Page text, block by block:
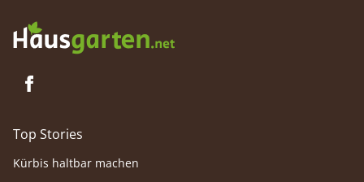
Top Stories
Kürbis haltbar machen